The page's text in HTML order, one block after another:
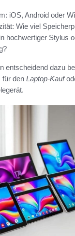
iOS, Android oder
Wie viel
hochwertiger Stylus
entscheidend dazu
für den Laptop-Kauf